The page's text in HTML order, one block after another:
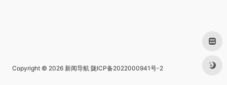
Copyright © 2026 新闻导航 陇ICP备2022000941号-2